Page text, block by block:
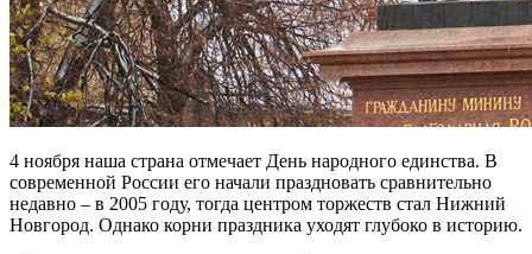
4 ноября наша страна отмечает День народного единства. В
современной России его начали праздновать сравнительно
недавно – в 2005 году, тогда центром торжеств стал Нижний
Новгород. Однако корни праздника уходят глубоко в историю.